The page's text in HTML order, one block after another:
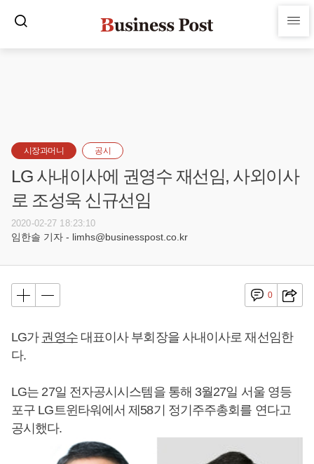
시장과머니 공시
LG 사내이사에 권영수 재선임, 사외이사
로 조성욱 신규선임
2020-02-27 18:23:10
임한솔 기자 - limhs@businesspost.co.kr
0
LG가 권영수대표이사 부회장을 사내이사로 재선임한
다.
LG는 27일 전자공시시스템을 통해 3월27일 서울 영등
포구 LG트윈타워에서 제58기 정기주주총회를 연다고
공시했다.